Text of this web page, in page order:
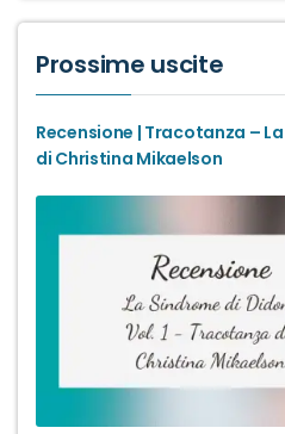
Prossime uscite
Recensione | Tracotanza –
di Christina Mikaelson